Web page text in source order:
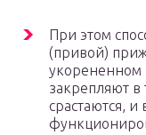
При этом
(привой)
укорененном
закрепляют
срастаются, и